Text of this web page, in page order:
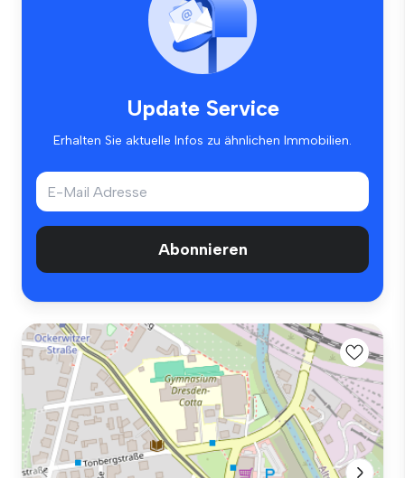
Update Service
Erhalten Sie aktuelle Infos zu ähnlichen Immobilien.
Abonnieren